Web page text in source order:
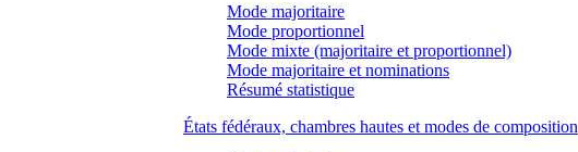
Mode majoritaire
Mode proportionnel
Mode mixte (majoritaire et proportionnel)
Mode majoritaire et nominations
Résumé statistique
États fédéraux, chambres hautes et modes de composition